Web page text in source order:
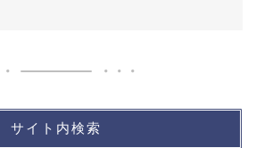
サイト内検索